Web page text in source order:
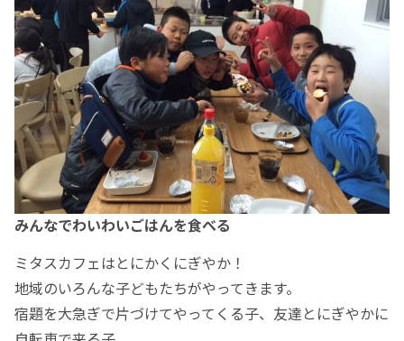
みんなでわいわいごはんを食べる
ミタスカフェはとにかくにぎやか！
地域のいろんな子どもたちがやってきます。
宿題を大急ぎで片づけてやってくる子、友達とにぎやかに